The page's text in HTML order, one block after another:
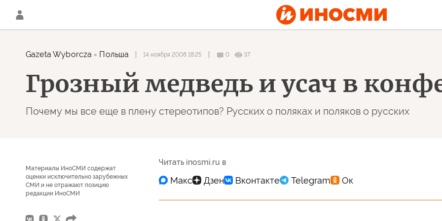
Gazeta Wyborcza Польша 14 ноября 2008 18:25 0 37
Грозный медведь и усач в
Почему мы все еще в плену стереотипов? Русских о поляках и поляков о русских
Материалы ИноСМИ содержат
оценки исключительно зарубежных
СМИ и не отражают позицию
редакции ИноСМИ
Читать inosmi.ru в